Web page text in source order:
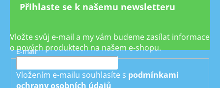
Přihlaste se k našemu newsletteru
Vložte svůj e-mail a my vám budeme zasílat informace
o nových produktech na našem e-shopu.
E-mail
Vložením e-mailu souhlasíte s podmínkami
ochrany osobních údajů